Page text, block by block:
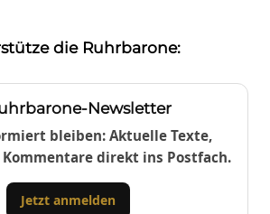
die Ruhrbarone:
Newsletter
bleiben: Aktuelle Texte,
direkt ins Postfach.
Jetzt anmelden